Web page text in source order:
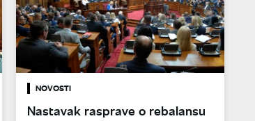
NOVOSTI
Nastavak rasprave o rebalansu